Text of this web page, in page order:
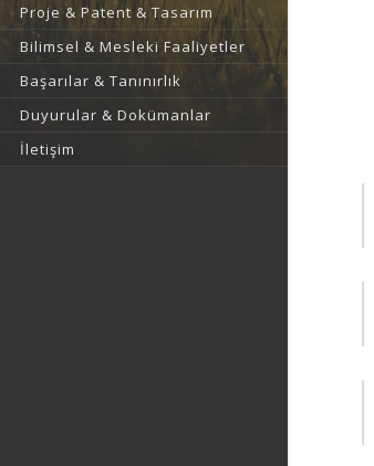
Proje & Patent & Tasarım
Bilimsel & Mesleki Faaliyetler
Başarılar & Tanınırlık
Duyurular & Dokümanlar
İletişim